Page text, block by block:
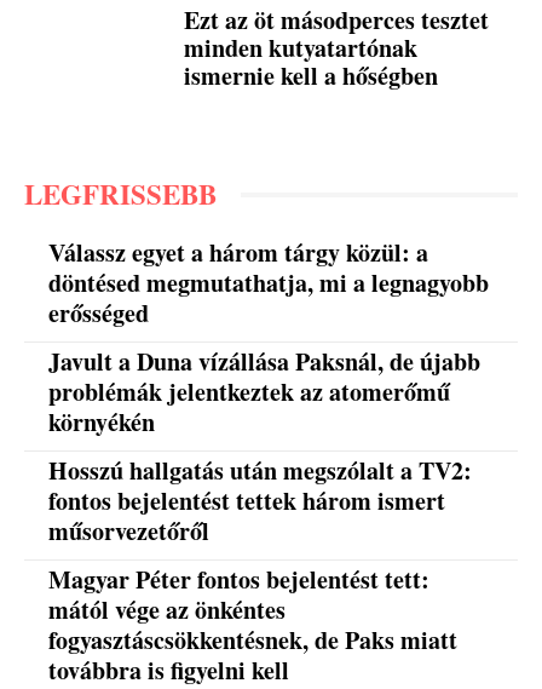
Ezt az öt másodperces tesztet
minden kutyatartónak
ismernie kell a hőségben
LEGFRISSEBB
Válassz egyet a három tárgy közül: a
döntésed megmutathatja, mi a legnagyobb
erősséged
Javult a Duna vízállása Paksnál, de újabb
problémák jelentkeztek az atomerőmű
környékén
Hosszú hallgatás után megszólalt a TV2:
fontos bejelentést tettek három ismert
műsorvezetőről
Magyar Péter fontos bejelentést tett:
mától vége az önkéntes
fogyasztáscsökkentésnek, de Paks miatt
továbbra is figyelni kell